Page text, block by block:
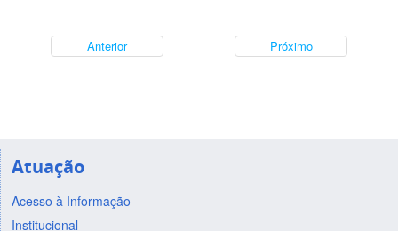
Anterior Próximo
Atuação
Acesso à Informação
Institucional